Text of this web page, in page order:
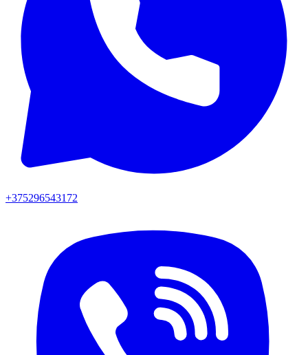
+375296543172